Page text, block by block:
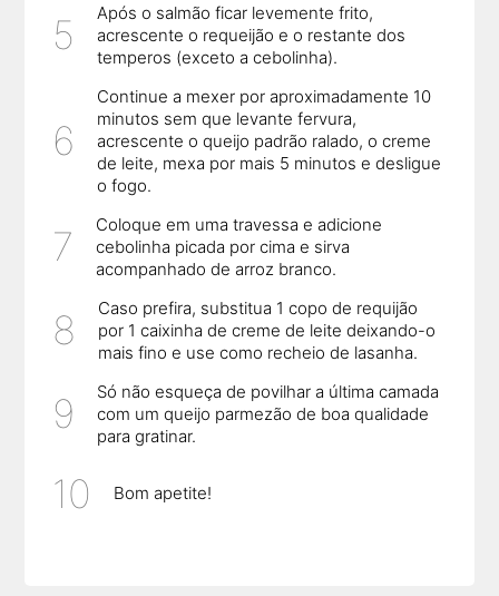
Após o salmão ficar levemente frito,
acrescente o requeijão e o restante dos
temperos (exceto a cebolinha).
Continue a mexer por aproximadamente 10
minutos sem que levante fervura,
acrescente o queijo padrão ralado, o creme
de leite, mexa por mais 5 minutos e desligue
o fogo.
Coloque em uma travessa e adicione
cebolinha picada por cima e sirva
acompanhado de arroz branco.
Caso prefira, substitua 1 copo de requijão
por 1 caixinha de creme de leite deixando-o
mais fino e use como recheio de lasanha.
Só não esqueça de povilhar a última camada
com um queijo parmezão de boa qualidade
para gratinar.
Bom apetite!